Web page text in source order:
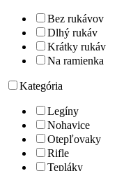
Bez rukávov
Dlhý rukáv
Krátky rukáv
Na ramienka
Kategória
Legíny
Nohavice
Otepľovaky
Rifle
Tepláky